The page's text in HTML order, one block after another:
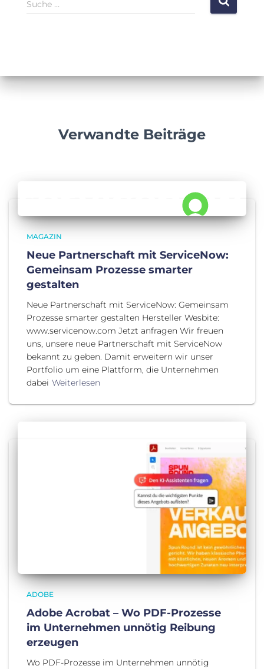
u
a
Suche …
Verwandte Beiträge
MAGAZIN
Neue Partnerschaft mit ServiceNow:
Gemeinsam Prozesse smarter
gestalten
Neue Partnerschaft mit ServiceNow: Gemeinsam
Prozesse smarter gestalten Hersteller Wesbite:
www.servicenow.com Jetzt anfragen Wir freuen
uns, unsere neue Partnerschaft mit ServiceNow
bekannt zu geben. Damit erweitern wir unser
Portfolio um eine Plattform, die Unternehmen
dabei Weiterlesen
ADOBE
Adobe Acrobat – Wo PDF-Prozesse
im Unternehmen unnötig Reibung
erzeugen
Wo PDF-Prozesse im Unternehmen unnötig